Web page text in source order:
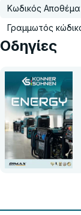
Κωδικός
Γραμμωτός
Οδηγίες